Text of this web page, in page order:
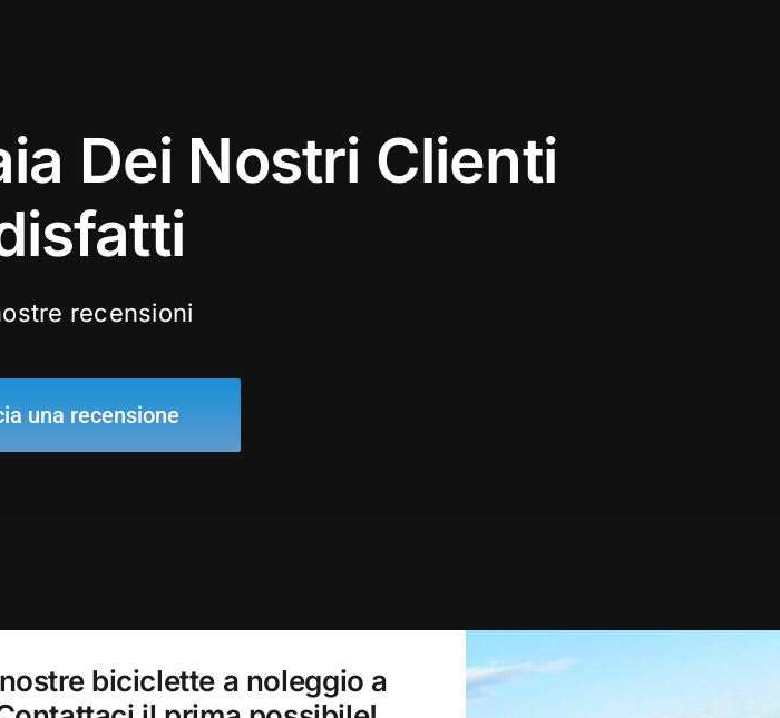
Dei Nostri Clienti
recensioni
una recensione
biciclette a noleggio a